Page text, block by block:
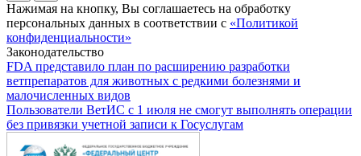
Нажимая на кнопку, Вы соглашаетесь на обработку
персональных данных в соответствии с «Политикой
конфиденциальности»
Законодательство
FDA представило план по расширению разработки
ветпрепаратов для животных с редкими болезнями и
малочисленных видов
Пользователи ВетИС с 1 июля не смогут выполнять операции
без привязки учетной записи к Госуслугам